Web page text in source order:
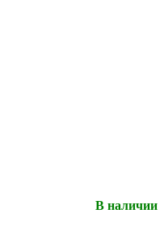
В наличии